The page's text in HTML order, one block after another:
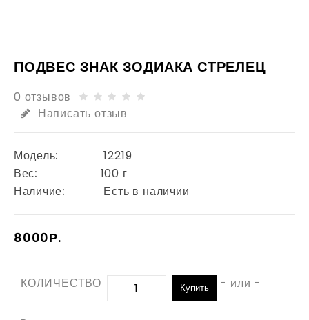
ПОДВЕС ЗНАК ЗОДИАКА СТРЕЛЕЦ
0 отзывов
Написать отзыв
Модель:
12219
Вес:
100 г
Наличие:
Есть в наличии
8000Р.
КОЛИЧЕСТВО Купить - или -